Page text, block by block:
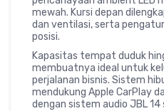
mewah. Kursi depan
dan ventilasi, serta
posisi.
Kapasitas tempat duduk
membuatnya ideal untuk
perjalanan bisnis. Sistem
mendukung Apple CarPlay
dengan sistem audio JBL 14